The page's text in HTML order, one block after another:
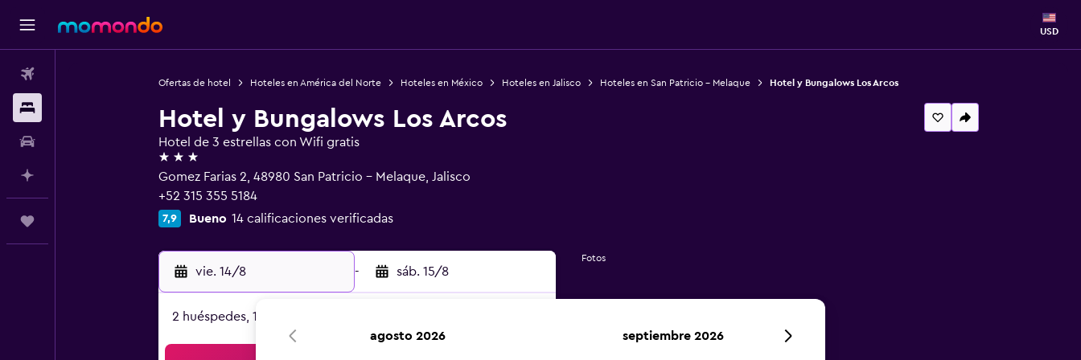
USD
Ofertas de hotel Hoteles en América del Norte Hoteles en México Hoteles en Jalisco Hoteles en San Patricio - Melaque Hotel y Bungalows Los Arcos
Hotel y Bungalows Los Arcos
Hotel de 3 estrellas con Wifi gratis
3 estrellas
Gomez Farias 2, 48980 San Patricio - Melaque, Jalisco
+52 315 355 5184
7,9 Bueno 14 calificaciones verificadas
vie. 14/8 - sáb. 15/8
2 huéspedes, 1 habitación
Fotos
agosto 2026 septiembre 2026